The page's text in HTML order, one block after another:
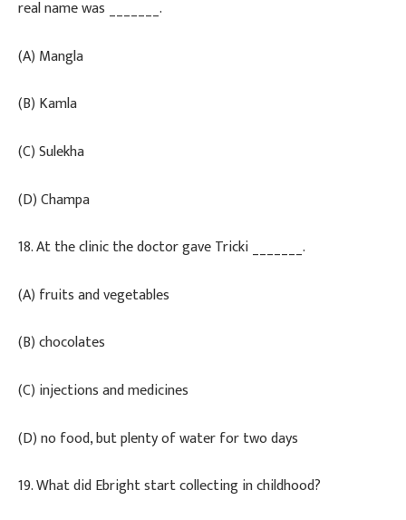
real name was _______.
(A) Mangla
(B) Kamla
(C) Sulekha
(D) Champa
​18. At the clinic the doctor gave Tricki _______.
(A) fruits and vegetables
(B) chocolates
(C) injections and medicines
(D) no food, but plenty of water for two days
​19. What did Ebright start collecting in childhood?